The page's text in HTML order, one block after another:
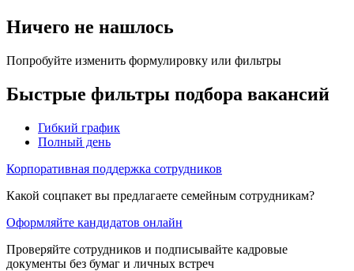
Ничего не нашлось
Попробуйте изменить формулировку или фильтры
Быстрые фильтры подбора вакансий
Гибкий график
Полный день
Корпоративная поддержка сотрудников
Какой соцпакет вы предлагаете семейным сотрудникам?
Оформляйте кандидатов онлайн
Проверяйте сотрудников и подписывайте кадровые
документы без бумаг и личных встреч